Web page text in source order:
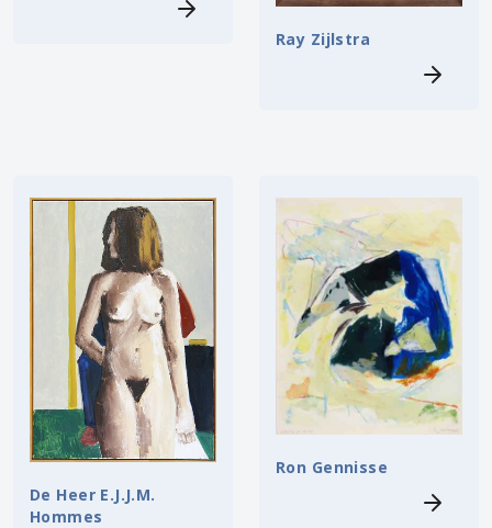
Ray Zijlstra
De Heer E.J.J.M.
Hommes
Ron Gennisse